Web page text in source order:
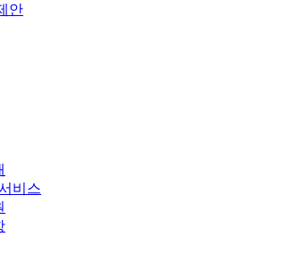
안
비스